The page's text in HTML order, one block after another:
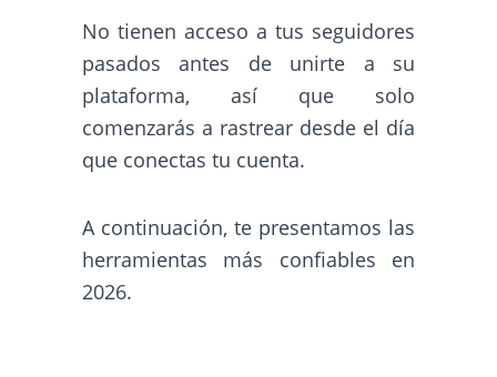
No tienen acceso a tus seguidores
pasados antes de unirte a su
plataforma, así que solo
comenzarás a rastrear desde el día
que conectas tu cuenta.
A continuación, te presentamos las
herramientas más confiables en
2026.